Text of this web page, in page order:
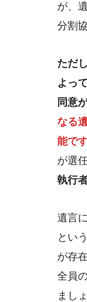
が、
分割
ただ
よっ
同意
なる
能で
が選
執行
遺言
とい
が存
全員
まし